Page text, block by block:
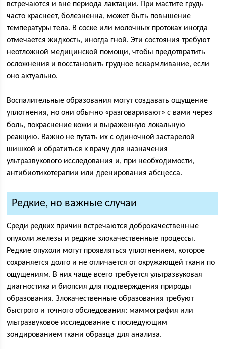
встречаются и вне периода лактации. При мастите грудь
часто краснеет, болезненна, может быть повышение
температуры тела. В соске или молочных протоках иногда
отмечается жидкость, иногда гной. Эти состояния требуют
неотложной медицинской помощи, чтобы предотвратить
осложнения и восстановить грудное вскармливание, если
оно актуально.
Воспалительные образования могут создавать ощущение
уплотнения, но они обычно «разговаривают» с вами через
боль, покраснение кожи и выраженную локальную
реакцию. Важно не путать их с одиночной застарелой
шишкой и обратиться к врачу для назначения
ультразвукового исследования и, при необходимости,
антибиотикотерапии или дренирования абсцесса.
Редкие, но важные случаи
Среди редких причин встречаются доброкачественные
опухоли железы и редкие злокачественные процессы.
Редкие опухоли могут проявляться уплотнением, которое
сохраняется долго и не отличается от окружающей ткани по
ощущениям. В них чаще всего требуется ультразвуковая
диагностика и биопсия для подтверждения природы
образования. Злокачественные образования требуют
быстрого и точного обследования: маммография или
ультразвуковое исследование с последующим
зондированием ткани образца для анализа.